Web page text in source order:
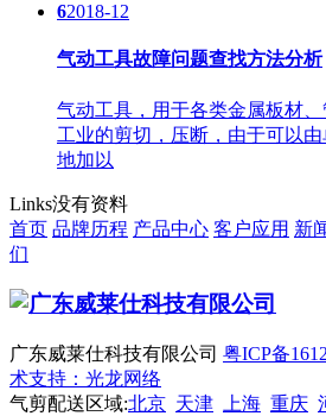
62018-12
气动工具故障问题查找方法分析
气动工具，用于各类金属板材
工业的剪切，压断，由于可以
地加以
Links没有资料
首页 品牌历程 产品中心 客户应用 新
们
广东威莱仕科技有限公司 粤ICP备
术支持：光龙网络
气剪配送区域:北京 天津 上海 重庆